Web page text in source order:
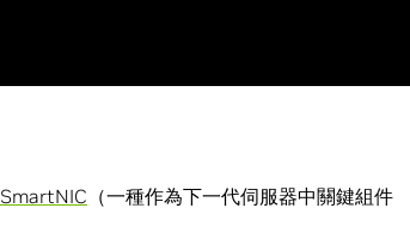
SmartNIC （一種作為下一代伺服器中關鍵組件